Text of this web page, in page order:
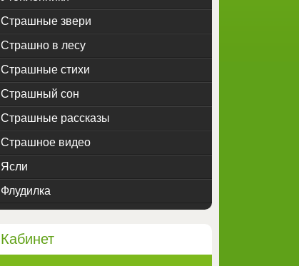
Страшные звери
Страшно в лесу
Страшные стихи
Страшный сон
Страшные рассказы
Страшное видео
Ясли
Флудилка
Кабинет